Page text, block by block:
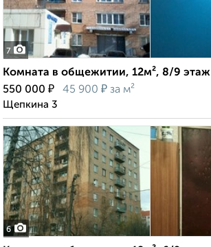
7
Комната в общежитии, 12м², 8/9 этаж
550 000 ₽ 45 900 ₽ за м²
Щепкина 3
6